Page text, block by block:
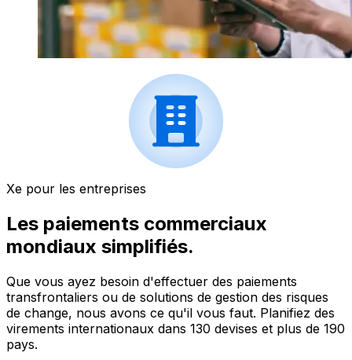
Xe pour les entreprises
Les paiements commerciaux
mondiaux simplifiés.
Que vous ayez besoin d'effectuer des paiements
transfrontaliers ou de solutions de gestion des risques
de change, nous avons ce qu'il vous faut. Planifiez des
virements internationaux dans 130 devises et plus de 190
pays.